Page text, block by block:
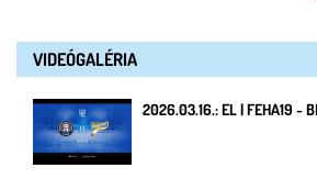
VIDEÓGALÉRIA
2026.03.16.: EL | FEHA19 -